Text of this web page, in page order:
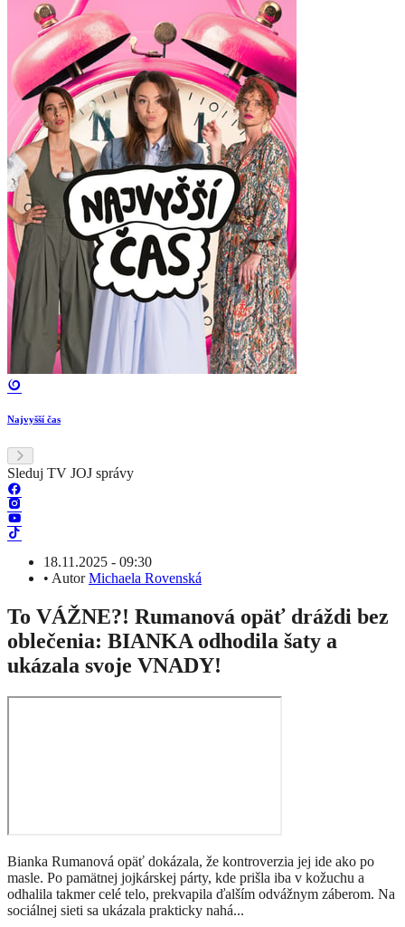
Najvyšší čas
Sleduj TV JOJ správy
18.11.2025 - 09:30
• AutorMichaela Rovenská
To VÁŽNE?! Rumanová opäť dráždi bez
oblečenia: BIANKA odhodila šaty a
ukázala svoje VNADY!
Bianka Rumanová opäť dokázala, že kontroverzia jej ide ako po
masle. Po pamätnej jojkárskej párty, kde prišla iba v kožuchu a
odhalila takmer celé telo, prekvapila ďalším odvážnym záberom. Na
sociálnej sieti sa ukázala prakticky nahá...